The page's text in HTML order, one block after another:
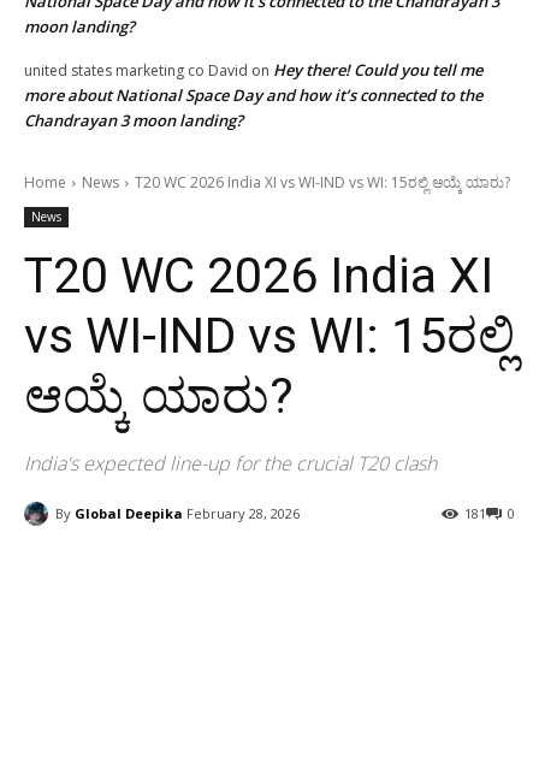
moon landing?
united states marketing co David on Hey there! Could you tell me
more about National Space Day and how it’s connected to the
Chandrayan 3 moon landing?